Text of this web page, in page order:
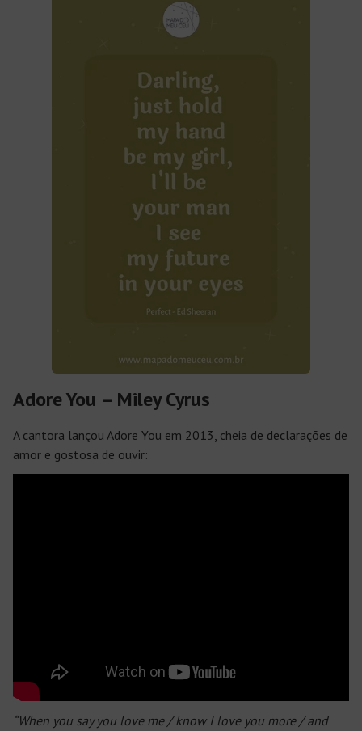
Adore You – Miley Cyrus
A cantora lançou Adore You em 2013, cheia de declarações de
amor e gostosa de ouvir:
“When you say you love me / know I love you more / and